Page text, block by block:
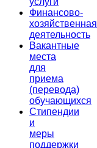
Финансово-
хозяйственная
деятельность
Вакантные
места
для
приема
(перевода)
обучающихся
Стипендии
и
меры
поддержки